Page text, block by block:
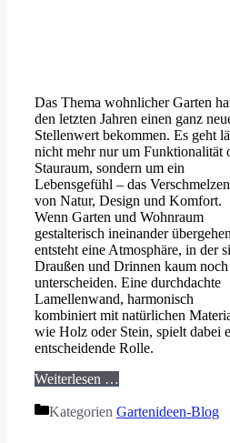
Das Thema wohnlicher Garten
den letzten Jahren einen ganz
Stellenwert bekommen. Es geht
nicht mehr nur um Funktionalität
Stauraum, sondern um ein
Lebensgefühl – das Verschmelzen
von Natur, Design und Komfort.
Wenn Garten und Wohnraum
gestalterisch ineinander
entsteht eine Atmosphäre, in der
Draußen und Drinnen kaum noch
unterscheiden. Eine durchdachte
Lamellenwand, harmonisch
kombiniert mit natürlichen
wie Holz oder Stein, spielt dabei
entscheidende Rolle.
Weiterlesen …
Kategorien Gartenideen-Blog